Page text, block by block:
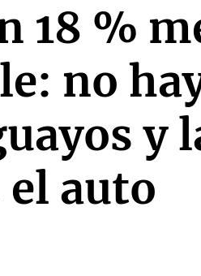
18 %
no
y
el auto